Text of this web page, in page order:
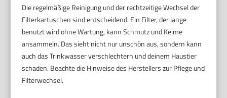
Die regelmäßige Reinigung und der rechtzeitige Wechsel der
Filterkartuschen sind entscheidend. Ein Filter, der lange
benutzt wird ohne Wartung, kann Schmutz und Keime
ansammeln. Das sieht nicht nur unschön aus, sondern kann
auch das Trinkwasser verschlechtern und deinem Haustier
schaden. Beachte die Hinweise des Herstellers zur Pflege und
Filterwechsel.